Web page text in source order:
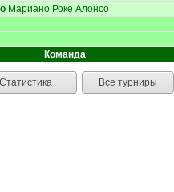
Мариано Роке Алонсо
Команда
Статистика Все турниры